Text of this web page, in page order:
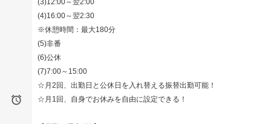

(3)12:00～翌2:00
(4)16:00～翌2:30
※休憩時間：最大180分
(5)非番
(6)公休
(7)7:00～15:00
☆月2回、出勤日と公休日を入れ替える振替出勤可能！
☆月1回、自身でお休みを自由に設定できる！